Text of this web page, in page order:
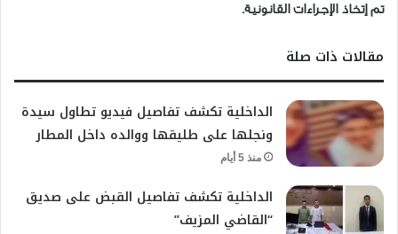
تم إتخاذ الإجراءات القانونية.
مقالات ذات صلة
الداخلية تكشف تفاصيل فيديو تطاول سيدة
ونجلها على طليقها ووالده داخل المطار
منذ 5 أيام
الداخلية تكشف تفاصيل القبض على صديق
“القاضي المزيف”